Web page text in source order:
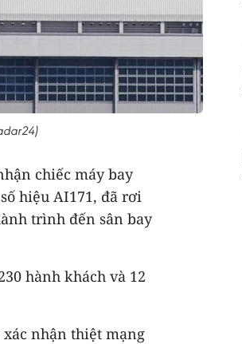
chiếc máy bay
hiệu AI171, đã rơi
trình đến sân bay
hành khách và 12
nhận thiệt mạng